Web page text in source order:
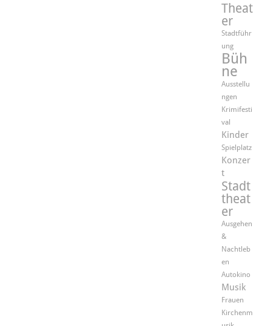
Theat
er
Stadtführ
ung
Büh
ne
Ausstellu
ngen
Krimifesti
val
Kinder
Spielplatz
Konzer
t
Stadt
theat
er
Ausgehen
&
Nachtleb
en
Autokino
Musik
Frauen
Kirchenm